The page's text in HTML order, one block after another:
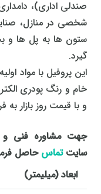
صندلی اداری)،
شخصی در منازل،
ستون ها به پل ها و
گیرد.
خام و رنگ پودری
و با قیمت روز بازار
جهت مشاوره فنی
سایتتماس حاصل
ابعاد (میلیمتر)